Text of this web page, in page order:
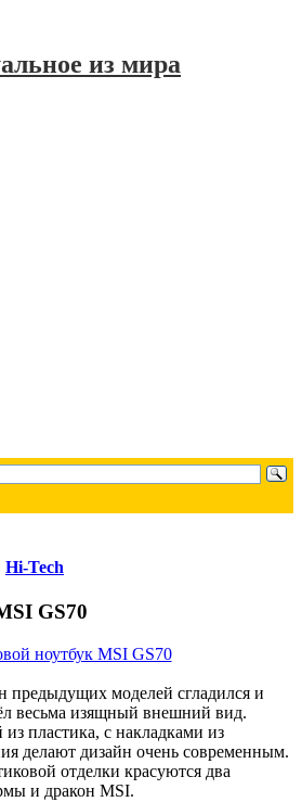
из мира
Hi-Tech
GS70
моделей сгладился и
весьма изящный внешний вид.
пластика, с накладками из
делают дизайн очень современным.
отделки красуются два
и дракон MSI.